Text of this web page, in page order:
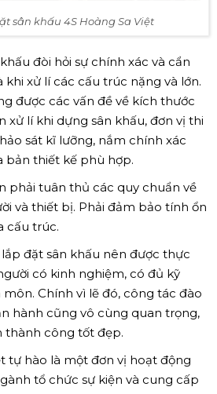
sân khấu 4S Hoàng Sa Việt
đòi hỏi sự chính xác và cẩn
khi xử lí các cấu trúc nặng và lớn.
được các vấn đề về kích thước
xử lí khi dựng sân khấu, đơn vị thi
sát kĩ lưỡng, nắm chính xác
bản thiết kế phù hợp.
phải tuân thủ các quy chuẩn về
và thiết bị. Phải đảm bảo tính ổn
cấu trúc.
lắp đặt sân khấu nên được thực
có kinh nghiệm, có đủ kỹ
Chính vì lẽ đó, công tác đào
hành cũng vô cùng quan trọng,
thành công tốt đẹp.
tự hào là một đơn vị hoạt động
tổ chức sự kiện và cung cấp